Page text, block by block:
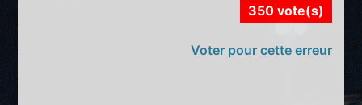
350 vote(s)
Voter pour cette erreur